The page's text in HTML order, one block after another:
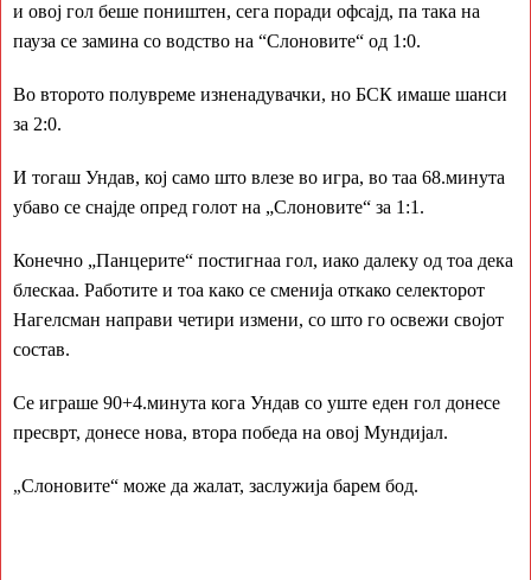
и овој гол беше поништен, сега поради офсајд, па така на
пауза се замина со водство на “Слоновите“ од 1:0.
Во второто полувреме изненадувачки, но БСК имаше шанси
за 2:0.
И тогаш Ундав, кој само што влезе во игра, во таа 68.минута
убаво се снајде опред голот на „Слоновите“ за 1:1.
Конечно „Панцерите“ постигнаа гол, иако далеку од тоа дека
блескаа. Работите и тоа како се сменија откако селекторот
Нагелсман направи четири измени, со што го освежи својот
состав.
Се играше 90+4.минута кога Ундав со уште еден гол донесе
пресврт, донесе нова, втора победа на овој Мундијал.
„Слоновите“ може да жалат, заслужија барем бод.